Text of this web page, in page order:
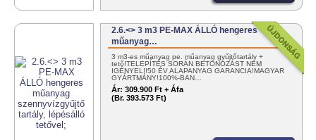
2.6.<> 3 m3 PE-MAX ÁLLÓ hengeres
műanyag…
3 m3-es műanyag pe. műanyag gyűjtőtartály +
tető!TELEPÍTÉS SORÁN BETONOZÁST NEM
IGÉNYEL!!50 ÉV ALAPANYAG GARANCIA!MAGYAR
GYÁRTMÁNY!100%-BAN…
Ár: 309.900 Ft + Áfa
(Br. 393.573 Ft)